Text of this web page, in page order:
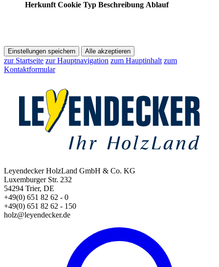
Herkunft Cookie Typ Beschreibung Ablauf
Einstellungen speichern Alle akzeptieren
zur Startseite zur Hauptnavigation zum Hauptinhalt zum
Kontaktformular
Leyendecker HolzLand GmbH & Co. KG
Luxemburger Str. 232
54294 Trier, DE
+49(0) 651 82 62 - 0
+49(0) 651 82 62 - 150
holz@leyendecker.de